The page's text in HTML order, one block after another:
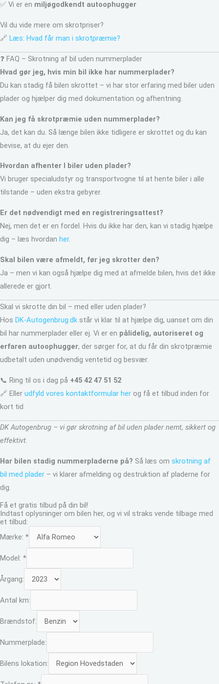
✅ Vi er en miljøgodkendt autoophugger
Vil du vide mere om skrotpriser?
🔗 Læs: Hvad får man i skrotpræmie?
❓ FAQ – Skrotning af bil uden nummerplader
Hvad gør jeg, hvis min bil ikke har nummerplader?
Du kan stadig få bilen skrottet – vi har stor erfaring med biler uden
plader og hjælper dig med dokumentation og afhentning.
Kan jeg få skrotpræmie uden nummerplader?
Ja, det kan du. Så længe bilen ikke tidligere er skrottet og du kan
bevise, at du ejer den.
Hvordan afhenter I biler uden plader?
Vi bruger specialudstyr og transportvogne til at hente biler i alle
tilstande – uden ekstra gebyrer.
Er det nødvendigt med en registreringsattest?
Nej, men det er en fordel. Hvis du ikke har den, kan vi stadig hjælpe
dig – læs hvordan her.
Skal bilen være afmeldt, før jeg skrotter den?
Ja – men vi kan også hjælpe dig med at afmelde bilen, hvis det ikke
allerede er gjort.
Skal vi skrotte din bil – med eller uden plader?
Hos DK-Autogenbrug.dk står vi klar til at hjælpe dig, uanset om din
bil har nummerplader eller ej. Vi er en pålidelig, autoriseret og
erfaren autoophugger, der sørger for, at du får din skrotpræmie
udbetalt uden unødvendig ventetid og besvær.
📞 Ring til os i dag på +45 42 47 51 52
🔗 Eller udfyld vores kontaktformular her og få et tilbud inden for
kort tid
DK Autogenbrug – vi gør skrotning af bil uden plader nemt, sikkert og
effektivt.
Har bilen stadig nummerpladerne på? Så læs om skrotning af
bil med plader – vi klarer afmelding og destruktion af pladerne for
dig.
Få et gratis tilbud på din bil!
Indtast oplysninger om bilen her, og vi vil straks vende tilbage med
et tilbud:
Mærke: *
Model: *
Årgang:
Antal km:
Brændstof:
Nummerplade:
Bilens lokation: